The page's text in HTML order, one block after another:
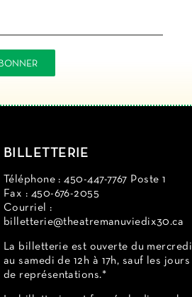
BILLETTERIE
Téléphone : 450-447-7767 Poste 1
Fax : 450-676-2055
Courriel :
billetterie@theatremanuviedix30.ca
La billetterie est ouverte du mercredi
au samedi de 12h à 17h, sauf les jours
de représentations.*